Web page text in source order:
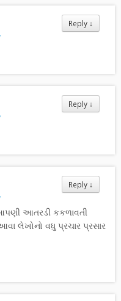
Reply ↓
Reply ↓
Reply ↓
આતરડી કકળાવતી
લેખોનો વધુ પ્રચાર પ્રસાર